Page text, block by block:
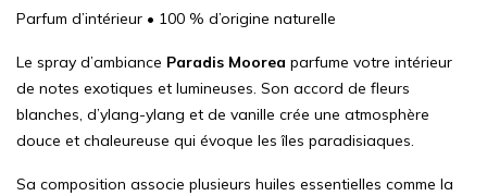
Parfum d’intérieur • 100 % d’origine naturelle
Le spray d’ambiance Paradis Moorea parfume votre intérieur
de notes exotiques et lumineuses. Son accord de fleurs
blanches, d’ylang-ylang et de vanille crée une atmosphère
douce et chaleureuse qui évoque les îles paradisiaques.
Sa composition associe plusieurs huiles essentielles comme la